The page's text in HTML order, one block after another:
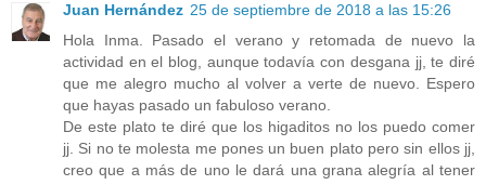
Juan Hernández 25 de septiembre de 2018 a las 15:26
Hola Inma. Pasado el verano y retomada de nuevo la
actividad en el blog, aunque todavía con desgana jj, te diré
que me alegro mucho al volver a verte de nuevo. Espero
que hayas pasado un fabuloso verano.
De este plato te diré que los higaditos no los puedo comer
jj. Si no te molesta me pones un buen plato pero sin ellos jj,
creo que a más de uno le dará una grana alegría al tener